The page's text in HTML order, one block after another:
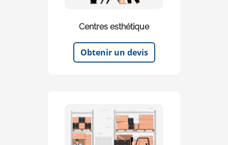
Centres esthétique
Obtenir un devis